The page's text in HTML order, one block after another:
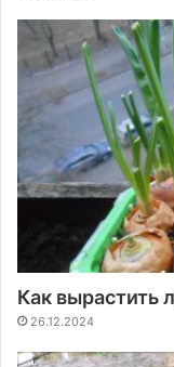
Как вырастить
26.12.2024